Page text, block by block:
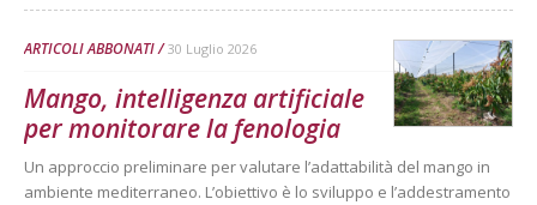
ARTICOLI ABBONATI 30 Luglio 2026
Mango, intelligenza artificiale
per monitorare la fenologia
Un approccio preliminare per valutare l’adattabilità del mango in
ambiente mediterraneo. L’obiettivo è lo sviluppo e l’addestramento